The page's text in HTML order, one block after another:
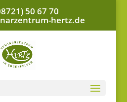
50 67 70
hertz.de